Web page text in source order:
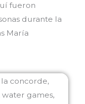
fueron
durante la
María